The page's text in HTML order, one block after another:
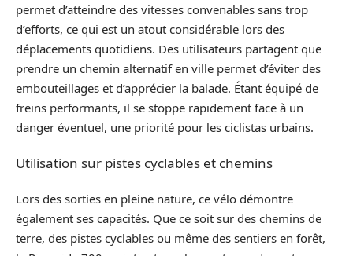
permet d’atteindre des vitesses convenables sans trop
d’efforts, ce qui est un atout considérable lors des
déplacements quotidiens. Des utilisateurs partagent que
prendre un chemin alternatif en ville permet d’éviter des
embouteillages et d’apprécier la balade. Étant équipé de
freins performants, il se stoppe rapidement face à un
danger éventuel, une priorité pour les ciclistas urbains.
Utilisation sur pistes cyclables et chemins
Lors des sorties en pleine nature, ce vélo démontre
également ses capacités. Que ce soit sur des chemins de
terre, des pistes cyclables ou même des sentiers en forêt,